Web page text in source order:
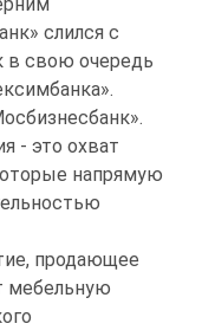
слился с
в свою очередь
- это охват
напрямую
продающее
мебельную